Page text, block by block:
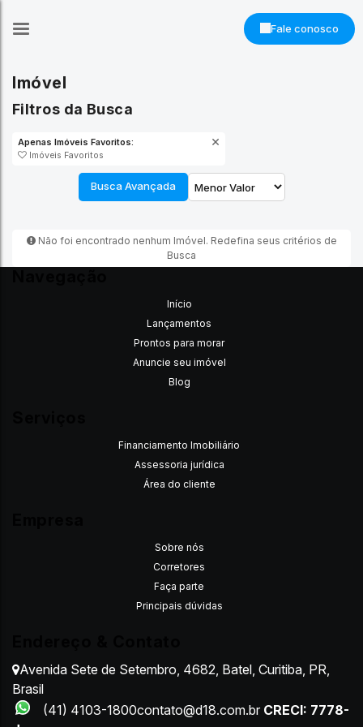
Fale conosco
Imóvel
Apenas Imóveis Favoritos:
Imóveis Favoritos
Busca Avançada
Não foi encontrado nenhum Imóvel. Redefina seus critérios de
Busca
Início
Lançamentos
Prontos para morar
Anuncie seu imóvel
Blog
Financiamento Imobiliário
Assessoria jurídica
Área do cliente
Sobre nós
Corretores
Faça parte
Principais dúvidas
Avenida Sete de Setembro, 4682, Batel, Curitiba, PR,
Brasil
(41) 4103-1800contato@d18.com.br CRECI: 7778-